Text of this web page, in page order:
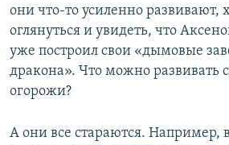
они что-то усиленно развивают,
оглянуться и увидеть, что
уже построил свои «дымовые
дракона». Что можно развивать
огорожи?
А они все стараются. Например,